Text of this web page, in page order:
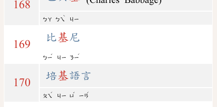
168
ㄅㄚ ㄅㄟ
ˋ
ㄐㄧ
169
比 基尼
ㄅㄧ
ˇ
ㄐㄧ ㄋㄧ
ˊ
170
培基語言
ㄆㄟ
ˊ
ㄐㄧ ㄩ
ˇ
ㄧㄢ
ˊ